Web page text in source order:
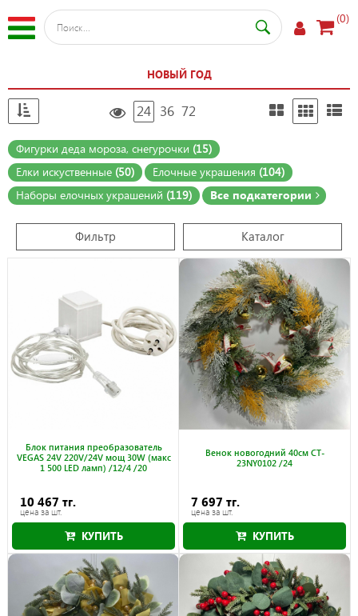
(0)
НОВЫЙ ГОД
24 36 72
Фигурки деда мороза, снегурочки (15)
Елки искуственные (50) Елочные украшения (104)
Наборы елочных украшений (119) Все подкатегории
Фильтр Каталог
Блок питания преобразователь
VEGAS 24V 220V/24V мощ 30W (макс
1 500 LED ламп) /12/4 /20
10 467 тг.
цена за шт.
КУПИТЬ
Венок новогодний 40см CT-
23NY0102 /24
7 697 тг.
цена за шт.
КУПИТЬ